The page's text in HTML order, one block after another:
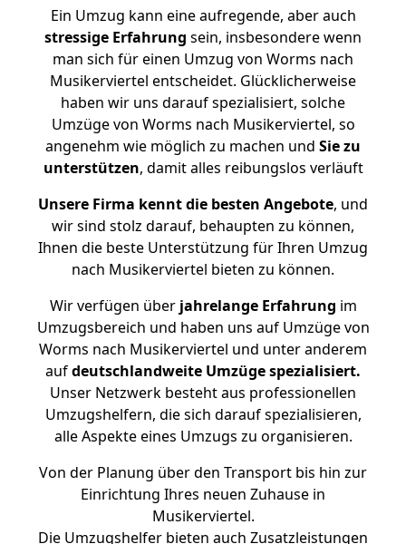
Ein Umzug kann eine aufregende, aber auch
stressige Erfahrung sein, insbesondere wenn
man sich für einen Umzug von Worms nach
Musikerviertel entscheidet. Glücklicherweise
haben wir uns darauf spezialisiert, solche
Umzüge von Worms nach Musikerviertel, so
angenehm wie möglich zu machen und Sie zu
unterstützen, damit alles reibungslos verläuft
Unsere Firma kennt die besten Angebote, und
wir sind stolz darauf, behaupten zu können,
Ihnen die beste Unterstützung für Ihren Umzug
nach Musikerviertel bieten zu können.
Wir verfügen überjahrelange Erfahrung im
Umzugsbereich und haben uns auf Umzüge von
Worms nach Musikerviertel und unter anderem
aufdeutschlandweite Umzüge spezialisiert.
Unser Netzwerk besteht aus professionellen
Umzugshelfern, die sich darauf spezialisieren,
alle Aspekte eines Umzugs zu organisieren.
Von der Planung über den Transport bis hin zur
Einrichtung Ihres neuen Zuhause in
Musikerviertel.
Die Umzugshelfer bieten auch Zusatzleistungen